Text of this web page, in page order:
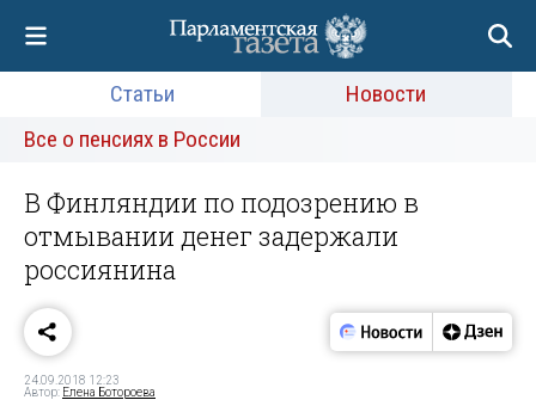
Статьи
Новости
Все о пенсиях в России
В Финляндии по подозрению в
отмывании денег задержали
россиянина
24.09.2018 12:23
Автор: Елена Ботороева